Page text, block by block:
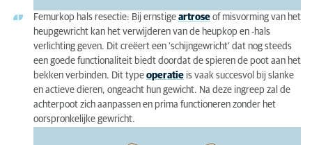
Femurkop hals resectie: Bij ernstige artrose of misvorming van het
heupgewricht kan het verwijderen van de heupkop en -hals
verlichting geven. Dit creëert een ‘schijngewricht’ dat nog steeds
een goede functionaliteit biedt doordat de spieren de poot aan het
bekken verbinden. Dit type operatie is vaak succesvol bij slanke
en actieve dieren, ongeacht hun gewicht. Na deze ingreep zal de
achterpoot zich aanpassen en prima functioneren zonder het
oorspronkelijke gewricht.